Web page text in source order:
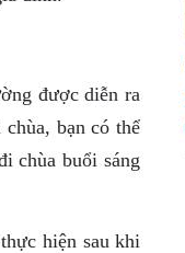
được diễn ra
bạn có thể
chùa buổi sáng
hiện sau khi